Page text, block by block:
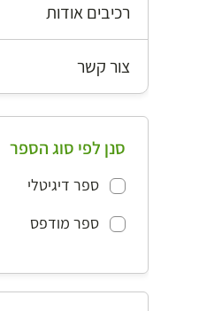
רכיבים אודות
צור קשר
סנן לפי סוג הספר
ספר דיגיטלי
ספר מודפס